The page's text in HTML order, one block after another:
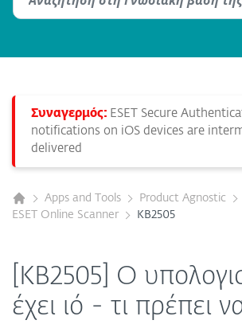
Συναγερμός: ESET Secure
notifications on iOS devices are
delivered
Apps and Tools
Product Agnostic
ESET Online Scanner
KB2505
[KB2505] Ο
έχει ιό - τι πρέπει